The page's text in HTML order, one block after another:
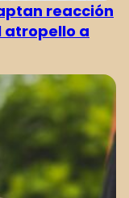
reacción
atropello a